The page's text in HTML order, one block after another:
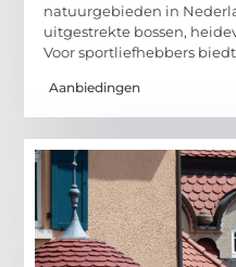
natuurgebieden in
uitgestrekte bossen,
Voor sportliefhebbers
Aanbiedingen